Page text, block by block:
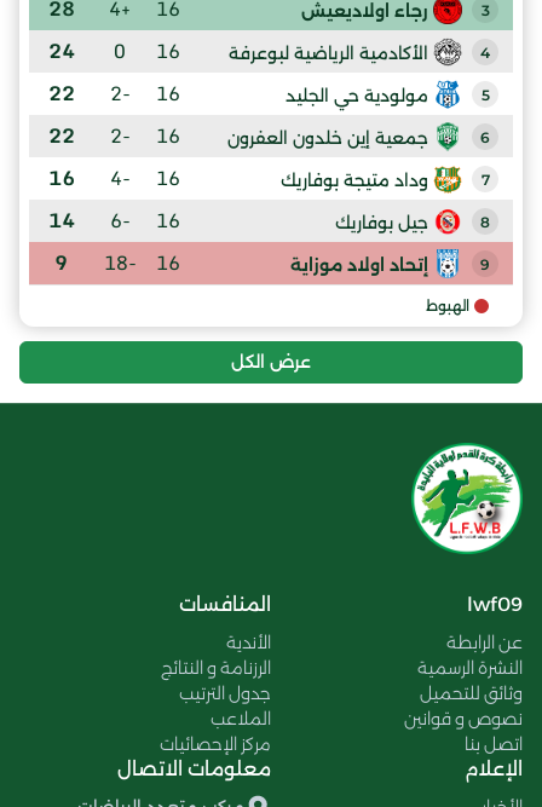
3 رجاء اولاديعيش 16
+4
28
4 الأكادمية الرياضية لبوعرفة 16
0
24
5 مولودية حي الجليد 16
-2
22
6 جمعية إين خلدون العفرون 16
-2
22
7 وداد متيجة بوفاريك 16
-4
16
8 جيل بوفاريك 16
-6
14
9 إتحاد اولاد موزاية 16
-18
9
الهبوط
عرض الكل
lwf09
عن الرابطة
النشرة الرسمية
وثائق للتحميل
نصوص و قوانين
اتصل بنا
المنافسات
الأندية
الرزنامة و النتائج
جدول الترتيب
الملاعب
مركز الإحصائيات
الإعلام معلومات الاتصال